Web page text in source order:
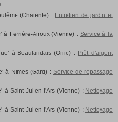
(Charente) : Entretien de jardin et
à Ferrière-Airoux (Vienne) : Service à la
à Beaulandais (Orne) : Prêt d'argent
à Nimes (Gard) : Service de repassage
à Saint-Julien-l'Ars (Vienne) : Nettoyage
à Saint-Julien-l'Ars (Vienne) : Nettoyage